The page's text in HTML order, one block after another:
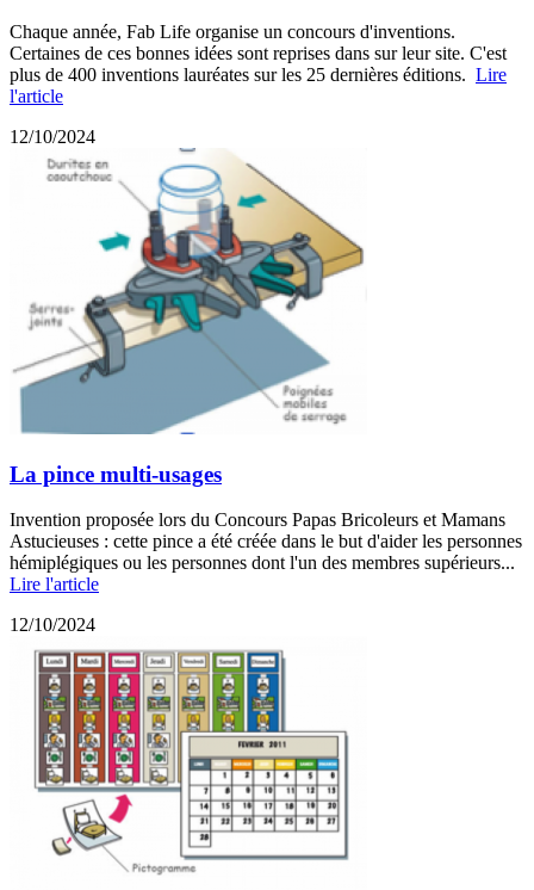
Chaque année, Fab Life organise un concours d'inventions.
Certaines de ces bonnes idées sont reprises dans sur leur site. C'est
plus de 400 inventions lauréates sur les 25 dernières éditions. Lire
l'article
12/10/2024
La pince multi-usages
Invention proposée lors du Concours Papas Bricoleurs et Mamans
Astucieuses : cette pince a été créée dans le but d'aider les personnes
hémiplégiques ou les personnes dont l'un des membres supérieurs...
Lire l'article
12/10/2024